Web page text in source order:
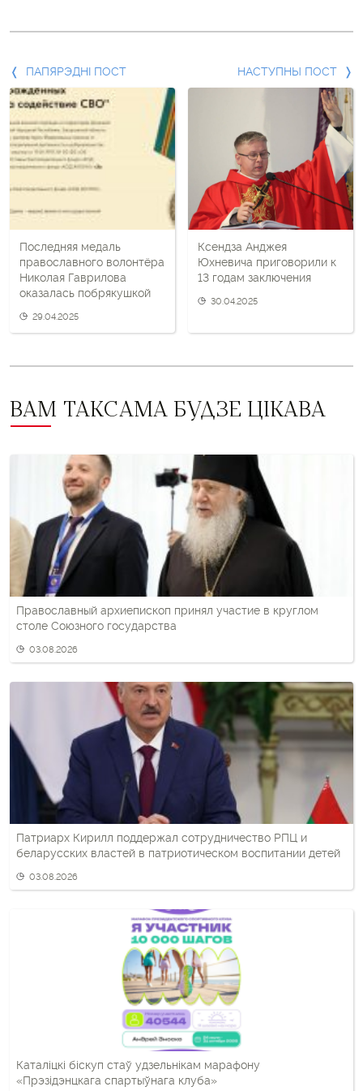
Папярэдні
пост
і
наступны
пост
ПАПЯРЭДНІ ПОСТ
Последняя медаль
православного волонтёра
Николая Гаврилова
оказалась побрякушкой
29.04.2025
НАСТУПНЫ ПОСТ
Ксендза Анджея
Юхневича приговорили к
13 годам заключения
30.04.2025
ВАМ ТАКСАМА БУДЗЕ ЦІКАВА
Православный архиепископ принял участие в круглом
столе Союзного государства
03.08.2026
Патриарх Кирилл поддержал сотрудничество РПЦ и
беларусских властей в патриотическом воспитании детей
03.08.2026
Каталіцкі біскуп стаў удзельнікам марафону
«Прэзідэнцкага спартыўнага клуба»